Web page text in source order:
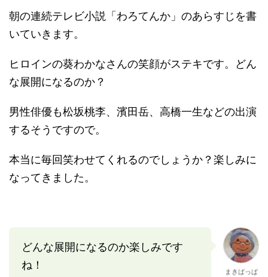
朝の連続テレビ小説「わろてんか」のあらすじを書
いていきます。
ヒロインの葵わかなさんの笑顔がステキです。どん
な展開になるのか？
男性俳優も松坂桃李、濱田岳、高橋一生などの出演
するそうですので。
本当に毎回笑わせてくれるのでしょうか？楽しみに
なってきました。
どんな展開になるのか楽しみです
ね！
まきばっぱ